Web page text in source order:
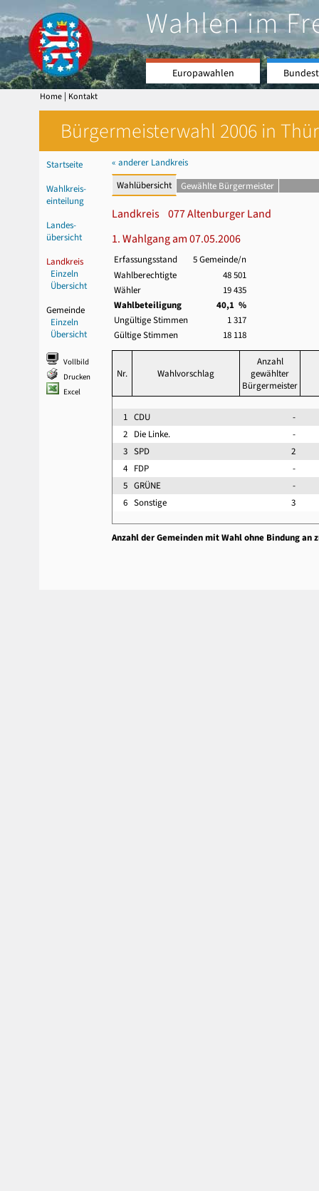
Wahlen im
Europawahlen
Home | Kontakt
Bürgermeisterwahl 2006 in
Startseite
Wahlkreis-
einteilung
Landes-
übersicht
Landkreis
Einzeln
Übersicht
Gemeinde
Einzeln
Übersicht
Vollbild
Drucken
Excel
« anderer Landkreis
Wahlübersicht
Gewählte Bürgermeister
Landkreis 077 Altenburger Land
1. Wahlgang am 07.05.2006
Erfassungsstand
5 Gemeinde/n
Wahlberechtigte
48 501
Wähler
19 435
Wahlbeteiligung
40,1 %
Ungültige Stimmen
1 317
Gültige Stimmen
18 118
Nr. Wahlvorschlag
Anzahl
gewählter
Bürgermeister
1 CDU
-
2 Die Linke.
-
3 SPD
2
4 FDP
-
5 GRÜNE
-
6 Sonstige 3
Anzahl der Gemeinden mit Wahl ohne Bindung